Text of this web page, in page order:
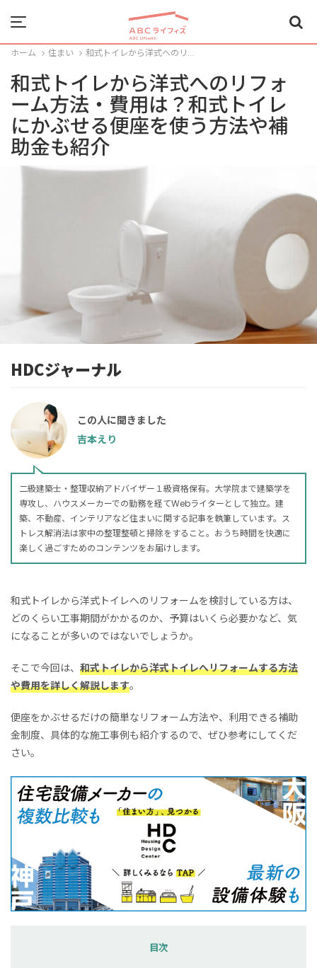
Menu
ホーム 住まい 和式トイレから洋式へのリ...
和式トイレから洋式へのリフォ
ーム方法・費用は？和式トイレ
にかぶせる便座を使う方法や補
助金も紹介
HDCジャーナル
この人に聞きました
吉本えり
二級建築士・整理収納アドバイザー１級資格保有。大学院まで建築学を
専攻し、ハウスメーカーでの勤務を経てWebライターとして独立。建
築、不動産、インテリアなど住まいに関する記事を執筆しています。ス
トレス解消法は家中の整理整頓と掃除をすること。おうち時間を快適に
楽しく過ごすためのコンテンツをお届けします。
和式トイレから洋式トイレへのリフォームを検討している方は、
どのくらい工事期間がかかるのか、予算はいくら必要かなど、気
になることが多いのではないでしょうか。
そこで今回は、 和式トイレから洋式トイレへリフォームする方法
や費用を詳しく解説します。
便座をかぶせるだけの簡単なリフォーム方法や、利用できる補助
金制度、具体的な施工事例も紹介するので、ぜひ参考にしてくだ
さい。
目次